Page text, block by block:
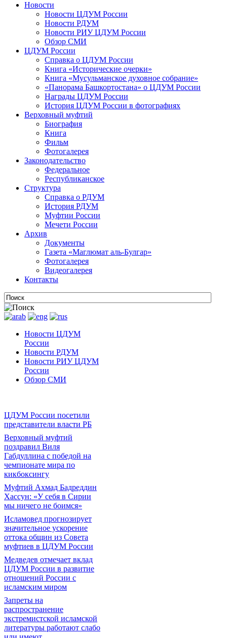
Новости
Новости ЦДУМ России
Новости РДУМ
Новости РИУ ЦДУМ России
Обзор СМИ
ЦДУМ России
Справка о ЦДУМ России
Книга «Исторические очерки»
Книга «Мусульманское духовное собрание»
«Панорама Башкортостана» о ЦДУМ России
Награды ЦДУМ России
История ЦДУМ России в фотографиях
Верховный муфтий
Биография
Книга
Фильм
Фотогалерея
Законодательство
Федеральное
Республиканское
Структура
Справка о РДУМ
История РДУМ
Муфтии России
Мечети России
Архив
Документы
Газета «Маглюмат аль-Булгар»
Фотогалерея
Видеогалерея
Контакты
Новости ЦДУМ
России
Новости РДУМ
Новости РИУ ЦДУМ
России
Обзор СМИ
ЦДУМ России посетили
представители власти РБ
Верховный муфтий
поздравил Виля
Габдуллина с победой на
чемпионате мира по
кикбоксингу
Муфтий Ахмад Бадреддин
Хассун: «У себя в Сирии
мы ничего не боимся»
Исламовед прогнозирует
значительное ускорение
оттока общин из Совета
муфтиев в ЦДУМ России
Медведев отмечает вклад
ЦДУМ России в развитие
отношений России с
исламским миром
Запреты на
распространение
экстремистской исламской
литературы работают слабо